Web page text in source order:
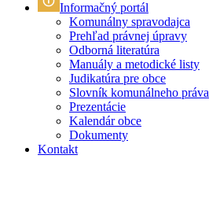
Informačný portál
Komunálny spravodajca
Prehľad právnej úpravy
Odborná literatúra
Manuály a metodické listy
Judikatúra pre obce
Slovník komunálneho práva
Prezentácie
Kalendár obce
Dokumenty
Kontakt